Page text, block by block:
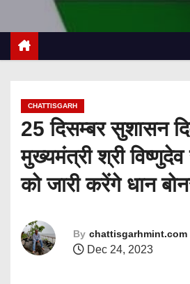
CHATTISGARH
25 दिसम्बर सुशासन
मुख्यमंत्री श्री
को जारी करेंगे धान
By chattisgarhmint.com
Dec 24, 2023